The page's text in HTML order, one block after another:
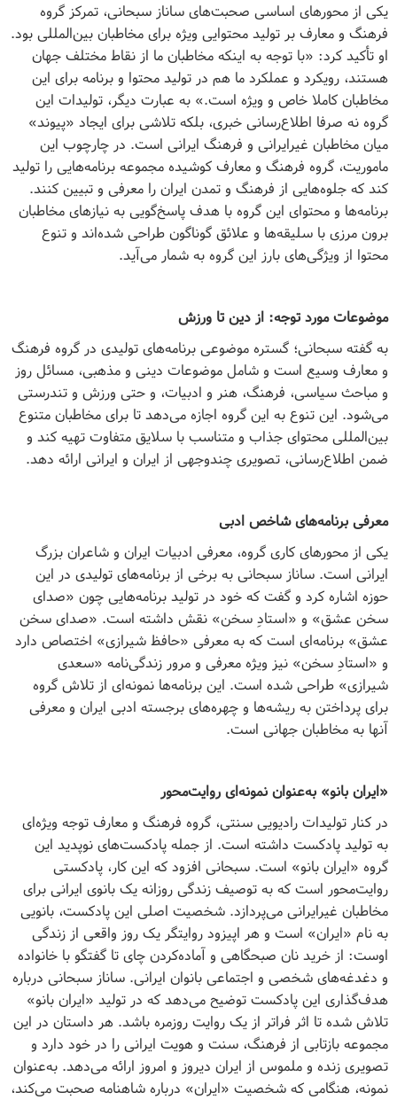
یکی از محورهای اساسی صحبت‌های ساناز سبحانی، تمرکز گروه
فرهنگ و معارف بر تولید محتوایی ویژه برای مخاطبان بین‌المللی بود.
او تأکید کرد: «با توجه به اینکه مخاطبان ما از نقاط مختلف جهان
هستند، رویکرد و عملکرد ما هم در تولید محتوا و برنامه برای این
مخاطبان کاملا خاص و ویژه است.» به عبارت دیگر، تولیدات این
گروه نه صرفا اطلاع‌رسانی خبری، بلکه تلاشی برای ایجاد «پیوند»
میان مخاطبان غیرایرانی و فرهنگ ایرانی است. در چارچوب این
ماموریت، گروه فرهنگ و معارف کوشیده مجموعه برنامه‌هایی را تولید
کند که جلوه‌هایی از فرهنگ و تمدن ایران را معرفی و تبیین کنند.
برنامه‌ها و محتوای این گروه با هدف پاسخ‌گویی به نیازهای مخاطبان
برون مرزی با سلیقه‌ها و علائق گوناگون طراحی شده‌اند و تنوع
محتوا از ویژگی‌های بارز این گروه به شمار می‌آید.
موضوعات مورد توجه: از دین تا ورزش
به گفته سبحانی؛ گستره موضوعی برنامه‌های تولیدی در گروه فرهنگ
و معارف وسیع است و شامل موضوعات دینی و مذهبی، مسائل روز
و مباحث سیاسی، فرهنگ، هنر و ادبیات، و حتی ورزش و تندرستی
می‌شود. این تنوع به این گروه اجازه می‌دهد تا برای مخاطبان متنوع
بین‌المللی محتوای جذاب و متناسب با سلایق متفاوت تهیه کند و
ضمن اطلاع‌رسانی، تصویری چندوجهی از ایران و ایرانی ارائه دهد.
معرفی برنامه‌های شاخص ادبی
یکی از محورهای کاری گروه، معرفی ادبیات ایران و شاعران بزرگ
ایرانی است. ساناز سبحانی به برخی از برنامه‌های تولیدی در این
حوزه اشاره کرد و گفت که خود در تولید برنامه‌هایی چون «صدای
سخن عشق» و «استادِ سخن» نقش داشته است. «صدای سخن
عشق» برنامه‌ای است که به معرفی «حافظ شیرازی» اختصاص دارد
و «استادِ سخن» نیز ویژه معرفی و مرور زندگی‌نامه «سعدی
شیرازی» طراحی شده است. این برنامه‌ها نمونه‌ای از تلاش گروه
برای پرداختن به ریشه‌ها و چهره‌های برجسته ادبی ایران و معرفی
آنها به مخاطبان جهانی است.
«ایران بانو» به‌عنوان نمونه‌ای روایت‌محور
در کنار تولیدات رادیویی سنتی، گروه فرهنگ و معارف توجه ویژه‌ای
به تولید پادکست داشته است. از جمله پادکست‌های نوپدید این
گروه «ایران بانو» است. سبحانی افزود که این کار، پادکستی
روایت‌محور است که به توصیف زندگی روزانه یک بانوی ایرانی برای
مخاطبان غیرایرانی می‌پردازد. شخصیت اصلی این پادکست، بانویی
به نام «ایران» است و هر اپیزود روایتگر یک روز واقعی از زندگی
اوست: از خرید نان صبحگاهی و آماده‌کردن چای تا گفتگو با خانواده
و دغدغه‌های شخصی و اجتماعی بانوان ایرانی. ساناز سبحانی درباره
هدف‌گذاری این پادکست توضیح می‌دهد که در تولید «ایران بانو»
تلاش شده تا اثر فراتر از یک روایت روزمره باشد. هر داستان در این
مجموعه بازتابی از فرهنگ، سنت و هویت ایرانی را در خود دارد و
تصویری زنده و ملموس از ایران دیروز و امروز ارائه می‌دهد. به‌عنوان
نمونه، هنگامی که شخصیت «ایران» درباره شاهنامه صحبت می‌کند،